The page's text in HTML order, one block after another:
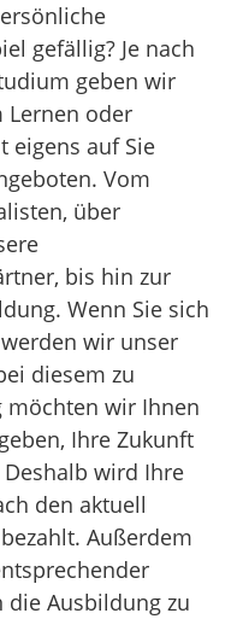
gefällig? Je nach
geben wir
Lernen oder
eigens auf Sie
Vom
über
bis hin zur
Wenn Sie sich
wir unser
diesem zu
möchten wir Ihnen
Ihre Zukunft
wird Ihre
den aktuell
Außerdem
die Ausbildung zu